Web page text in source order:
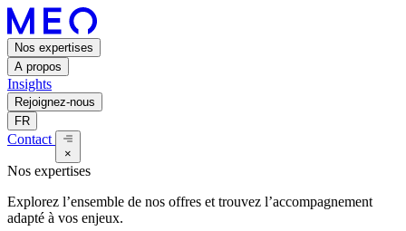
Nos expertises
A propos
Insights
Rejoignez-nous
FR
Contact
×
Nos expertises
Explorez l’ensemble de nos offres et trouvez l’accompagnement
adapté à vos enjeux.